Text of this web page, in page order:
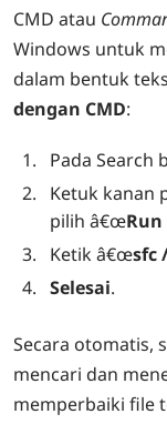
CMD atau
Windows untuk
dalam bentuk
dengan CMD:
Pada Search
Ketuk kanan
pilih â€œ
Ketik â€œsfc
Selesai.
Secara otomatis,
mencari dan
memperbaiki file